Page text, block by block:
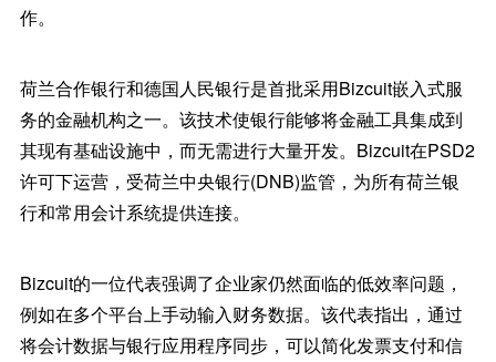
作。
荷兰合作银行和德国人民银行是首批采用Bizcuit嵌入式服
务的金融机构之一。该技术使银行能够将金融工具集成到
其现有基础设施中，而无需进行大量开发。Bizcuit在PSD2
许可下运营，受荷兰中央银行(DNB)监管，为所有荷兰银
行和常用会计系统提供连接。
Bizcuit的一位代表强调了企业家仍然面临的低效率问题，
例如在多个平台上手动输入财务数据。该代表指出，通过
将会计数据与银行应用程序同步，可以简化发票支付和信